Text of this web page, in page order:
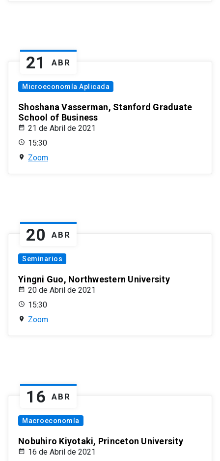
21 ABR
Microeconomía Aplicada
Shoshana Vasserman, Stanford Graduate
School of Business
21 de Abril de 2021
15:30
Zoom
20 ABR
Seminarios
Yingni Guo, Northwestern University
20 de Abril de 2021
15:30
Zoom
16 ABR
Macroeconomía
Nobuhiro Kiyotaki, Princeton University
16 de Abril de 2021